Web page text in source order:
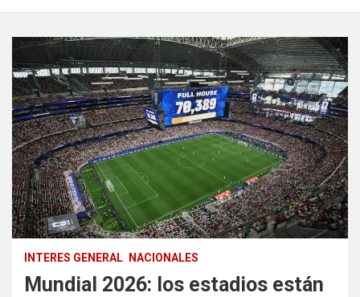
INTERES GENERAL NACIONALES
Mundial 2026: los estadios están